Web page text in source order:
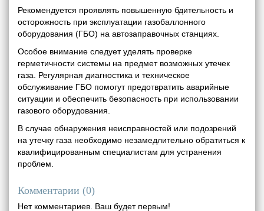
Рекомендуется проявлять повышенную бдительность и
осторожность при эксплуатации газобаллонного
оборудования (ГБО) на автозаправочных станциях.
Особое внимание следует уделять проверке
герметичности системы на предмет возможных утечек
газа. Регулярная диагностика и техническое
обслуживание ГБО помогут предотвратить аварийные
ситуации и обеспечить безопасность при использовании
газового оборудования.
В случае обнаружения неисправностей или подозрений
на утечку газа необходимо незамедлительно обратиться к
квалифицированным специалистам для устранения
проблем.
Комментарии (0)
Нет комментариев. Ваш будет первым!